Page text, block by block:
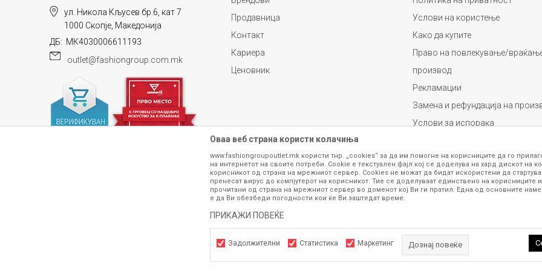
ИСПРАТИ
ул. Никола Кљусев бр.6, кат 7
1000 Скопје, Македонија
ДБ: МК4030006611193
outlet@fashiongroup.com.mk
Продавница
Контакт
Кариера
Ценовник
Услови на користење
Како да купите
Право на повлекување/
производ
Рекламации
Замена и рефундација на
Услови за испорака
Сите информации околу производите кои се изложени на нашата онлајн продавница се стремиме да бидат
гарантираме дека се без ниту една грешка или пак дека сите производи во моментот се достапни на залиха.
производот. Доколку дојде до потреба за замена на производ или рефундација, процедурата може да трае до 15
контактирајте не на телефонскиот број 070 275 363 или на е-маил
outlet@fashiongroup.com.mk понеделник
Оваа веб страна користи колачиња
www.fashiongroupoutlet.mk користи тнр. „cookies“ за да им помогне на корисниците да го
на интернетот на своите потреби. Cookie е текстуален фајл кој се доделува на хард дискот на
корисникот од страна на мрежниот сервер. Cookies не можат да бидат искористени да
пренесат вирус до компјутерот на корисникот. Тие се доделуваат единствено на корисниците
прочитани од страна на мрежниот сервер во доменот кој Ви ги пратил. Една од основните
е да Ви обезбеди погодности кои ќе Ви заштедат време.
ПРИКАЖИ ПОВЕЌЕ
Задолжителни Статистика Маркетинг Дознај повеќе